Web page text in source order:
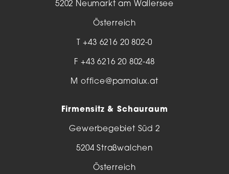
5202 Neumarkt am Wallersee
Österreich
T+43 6216 20 802-0
F +43 6216 20 802-48
M office@pamalux.at
Firmensitz & Schauraum
Gewerbegebiet Süd 2
5204 Straßwalchen
Österreich